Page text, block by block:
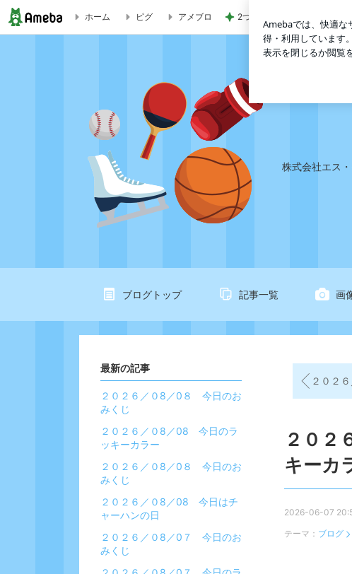
２０２６／０６／０８ 今日のラッキーカラー | さとうあつしの徒然
ホーム ピグ アメブロ 2つの厚底サンダルの明確な違
株式会社エス
ブログトップ 記事一覧 画
２０２６／０６
２０２
キーカ
2026-06-07
テーマ： ブログ
最新の記事
２０２６／０8／0８ 今日のお
みくじ
２０２６／０8／08 今日のラ
ッキーカラー
２０２６／０8／0８ 今日のお
みくじ
２０２６／０8／08 今日はチ
ャーハンの日
２０２６／０8／0７ 今日のお
みくじ